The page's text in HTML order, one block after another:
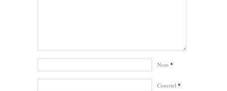
Nom *
Courriel *